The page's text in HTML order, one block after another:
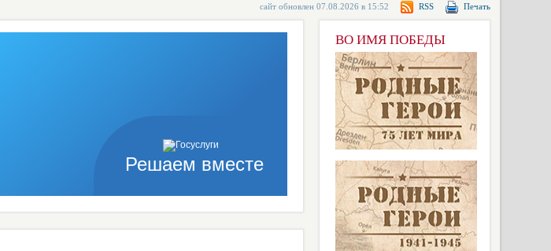
сайт обновлен 07.08.2026 в 15:52 RSS Печать
Решаем вместе
ВО ИМЯ ПОБЕДЫ